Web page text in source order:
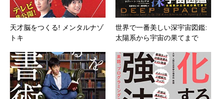
天才脳をつくる! メンタルナゾ
トキ
世界で一番美しい深宇宙図鑑:
太陽系から宇宙の果てまで